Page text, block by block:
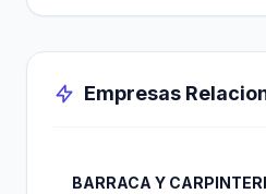
Empresas
BARRACA Y